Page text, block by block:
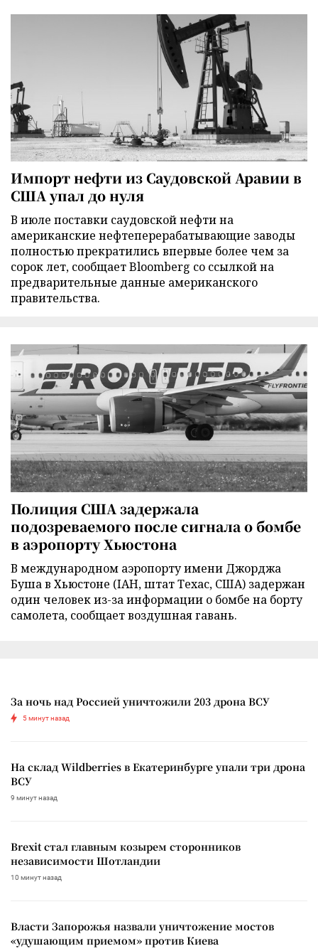
Импорт нефти из Саудовской Аравии в
США упал до нуля
В июле поставки саудовской нефти на
американские нефтеперерабатывающие заводы
полностью прекратились впервые более чем за
сорок лет, сообщает Bloomberg со ссылкой на
предварительные данные американского
правительства.
Полиция США задержала
подозреваемого после сигнала о бомбе
в аэропорту Хьюстона
В международном аэропорту имени Джорджа
Буша в Хьюстоне (IAH, штат Техас, США) задержан
один человек из-за информации о бомбе на борту
самолета, сообщает воздушная гавань.
За ночь над Россией уничтожили 203 дрона ВСУ
5 минут назад
На склад Wildberries в Екатеринбурге упали три дрона
ВСУ
9 минут назад
Brexit стал главным козырем сторонников
независимости Шотландии
10 минут назад
Власти Запорожья назвали уничтожение мостов
«удушающим приемом» против Киева